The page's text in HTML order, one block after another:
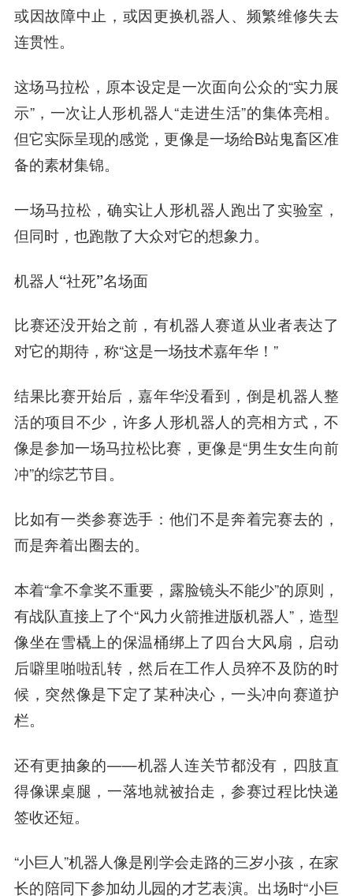
或因故障中止，或因更换机器人、频繁维修失去
连贯性。
这场马拉松，原本设定是一次面向公众的“实力展
示”，一次让人形机器人“走进生活”的集体亮相。
但它实际呈现的感觉，更像是一场给B站鬼畜区准
备的素材集锦。
一场马拉松， 确实让人形机器人跑出了实验室，
但同时，也跑散了大众对它的想象力。
机器人“社死”名场面
比赛还没开始之前，有机器人赛道从业者表达了
对它的期待，称“这是一场技术嘉年华！”
结果比赛开始后，嘉年华没看到，倒是机器人整
活的项目不少，许多人形机器人的亮相方式，不
像是参加一场马拉松比赛，更像是“男生女生向前
冲”的综艺节目。
比如有一类参赛选手： 他们不是奔着完赛去的，
而是奔着出圈去的。
本着“拿不拿奖不重要，露脸镜头不能少”的原则，
有战队直接上了个“风力火箭推进版机器人”，造型
像坐在雪橇上的保温桶绑上了四台大风扇，启动
后噼里啪啦乱转，然后在工作人员猝不及防的时
候，突然像是下定了某种决心，一头冲向赛道护
栏。
还有更抽象的——机器人连关节都没有，四肢直
得像课桌腿，一落地就被抬走，参赛过程比快递
签收还短。
“小巨人”机器人像是刚学会走路的三岁小孩，在家
长的陪同下参加幼儿园的才艺表演。出场时“小巨